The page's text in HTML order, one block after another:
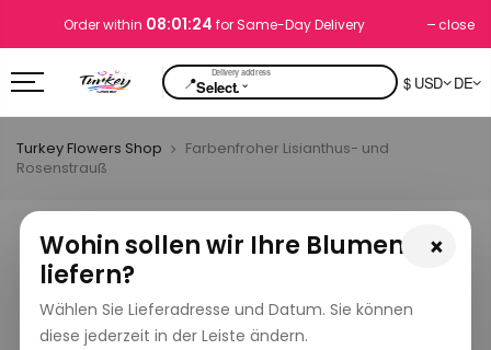
Order within 08:01:23 for Same-Day Delivery close
📍Select.⌄ $ USD DE
×
Wohin sollen wir Ihre Blumen
liefern?
Wählen Sie Lieferadresse und Datum. Sie können
diese jederzeit in der Leiste ändern.
Turkey Flowers Shop
Farbenfroher Lisianthus- und
Rosenstrauß